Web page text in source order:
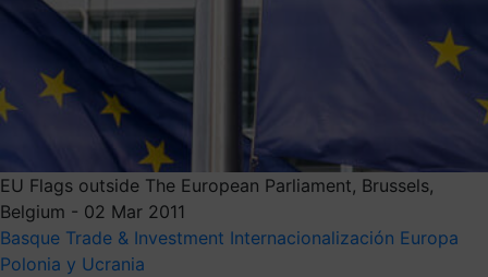
EU Flags outside The European Parliament, Brussels,
Belgium - 02 Mar 2011
Basque Trade & Investment Internacionalización Europa
Polonia y Ucrania